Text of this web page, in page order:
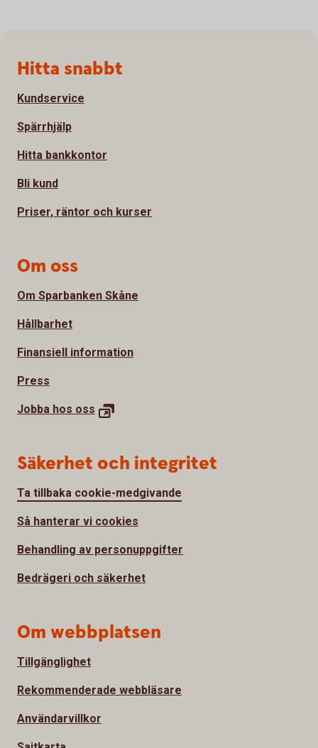
Sidfot
Hitta snabbt
Kundservice
Spärrhjälp
Hitta bankkontor
Bli kund
Priser, räntor och kurser
Om oss
Om Sparbanken Skåne
Hållbarhet
Finansiell information
Press
Jobba hos oss
Säkerhet och integritet
Ta tillbaka cookie-medgivande
Så hanterar vi cookies
Behandling av personuppgifter
Bedrägeri och säkerhet
Om webbplatsen
Tillgänglighet
Rekommenderade webbläsare
Användarvillkor